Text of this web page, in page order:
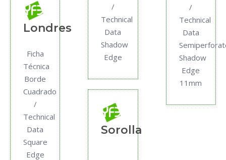
Londres
Ficha
Técnica
Borde
Cuadrado
/
Technical
Data
Square
Edge
/
Technical
Data
Shadow
Edge
Sorolla
/
Technical
Data
Shadow
Edge
11mm